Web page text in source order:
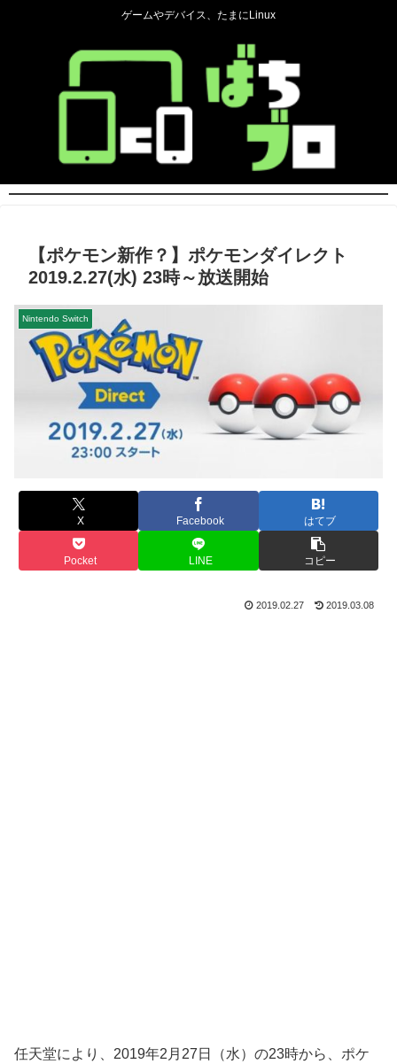
ゲームやデバイス、たまにLinux
【ポケモン新作？】ポケモンダイレクト
2019.2.27(水) 23時～放送開始
Nintendo Switch
X Facebook はてブ
Pocket LINE コピー
2019.02.27 2019.03.08
任天堂により、2019年2月27日（水）の23時から、ポケ